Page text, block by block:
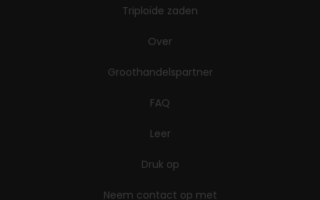
Triploïde zaden
Over
Groothandelspartner
FAQ
Leer
Druk op
Neem contact op met